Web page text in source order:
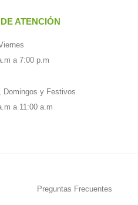
ATENCIÓN
a 7:00 p.m
Domingos y Festivos
a 11:00 a.m
Preguntas Frecuentes